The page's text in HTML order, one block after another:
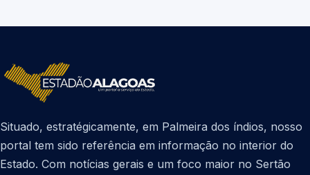
Situado, estratégicamente, em Palmeira dos índios, nosso
portal tem sido referência em informação no interior do
Estado. Com notícias gerais e um foco maior no Sertão